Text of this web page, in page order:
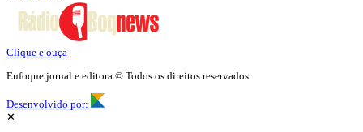
Clique e ouça
Enfoque jornal e editora © Todos os direitos reservados
Desenvolvido por:
✕